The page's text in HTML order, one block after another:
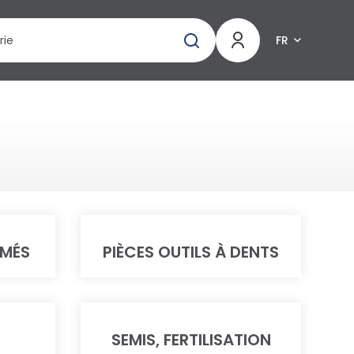
FR
PIÈCES OUTILS À DENTS
SEMIS, FERTILISATION